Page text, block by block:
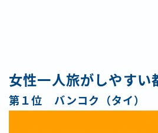
女性一人旅がしやすい
第１位 バンコク（タイ）